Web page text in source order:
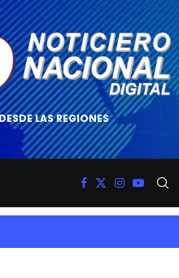
LAS REGIONES